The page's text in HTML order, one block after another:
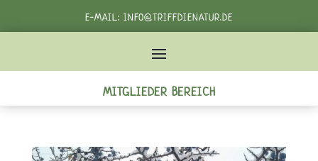
E-MAIL: INFO@TRIFFDIENATUR.DE
MITGLIEDER BEREICH